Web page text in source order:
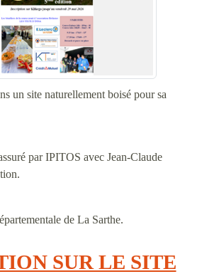
un site naturellement boisé pour sa
par IPITOS avec Jean-Claude
de La Sarthe.
SUR LE SITE